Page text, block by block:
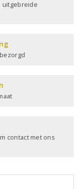
uitgebreide
contact met ons